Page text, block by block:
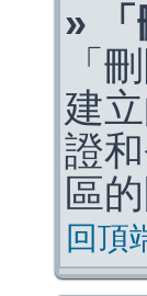
»
「
建
證
區
回頂